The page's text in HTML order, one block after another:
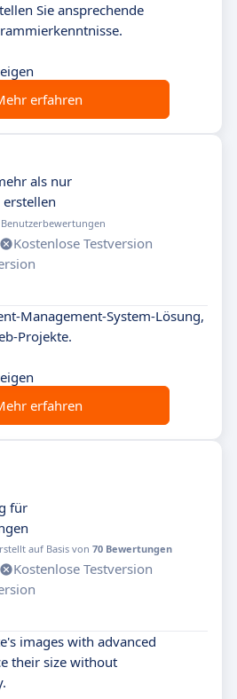
Sie ansprechende
erfahren
als nur
Benutzerbewertungen
Kostenlose Testversion
Management-System-Lösung,
Projekte.
erfahren
für
auf Basis von 70 Bewertungen
Kostenlose Testversion
images with advanced
their size without